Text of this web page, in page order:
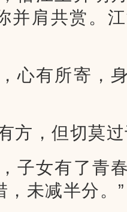
并肩共赏。
心有所寄，
方，但切莫
子女有了青
，未减半分。”